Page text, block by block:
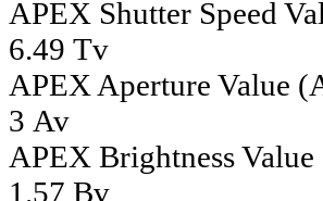
APEX Shutter Speed
6.49 Tv
APEX Aperture Value
3 Av
APEX Brightness
1.57 Bv